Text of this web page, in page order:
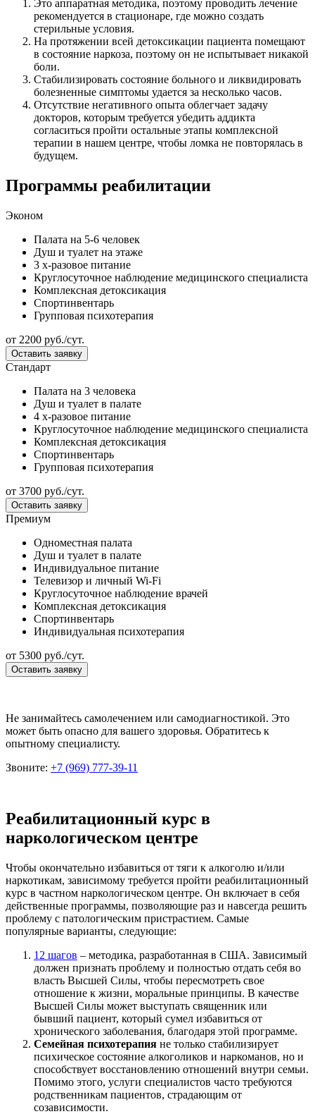
Это аппаратная методика, поэтому проводить лечение
рекомендуется в стационаре, где можно создать
стерильные условия.
На протяжении всей детоксикации пациента помещают
в состояние наркоза, поэтому он не испытывает никакой
боли.
Стабилизировать состояние больного и ликвидировать
болезненные симптомы удается за несколько часов.
Отсутствие негативного опыта облегчает задачу
докторов, которым требуется убедить аддикта
согласиться пройти остальные этапы комплексной
терапии в нашем центре, чтобы ломка не повторялась в
будущем.
Программы реабилитации
Эконом
Палата на 5-6 человек
Душ и туалет на этаже
3 х-разовое питание
Круглосуточное наблюдение медицинского специалиста
Комплексная детоксикация
Спортинвентарь
Групповая психотерапия
от 2200 руб./сут.
Оставить заявку
Стандарт
Палата на 3 человека
Душ и туалет в палате
4 х-разовое питание
Круглосуточное наблюдение медицинского специалиста
Комплексная детоксикация
Спортинвентарь
Групповая психотерапия
от 3700 руб./сут.
Оставить заявку
Премиум
Одноместная палата
Душ и туалет в палате
Индивидуальное питание
Телевизор и личный Wi-Fi
Круглосуточное наблюдение врачей
Комплексная детоксикация
Спортинвентарь
Индивидуальная психотерапия
от 5300 руб./сут.
Оставить заявку
Не занимайтесь самолечением или самодиагностикой. Это
может быть опасно для вашего здоровья. Обратитесь к
опытному специалисту.
Звоните: +7 (969) 777-39-11
Реабилитационный курс в
наркологическом центре
Чтобы окончательно избавиться от тяги к алкоголю и/или
наркотикам, зависимому требуется пройти реабилитационный
курс в частном наркологическом центре. Он включает в себя
действенные программы, позволяющие раз и навсегда решить
проблему с патологическим пристрастием. Самые
популярные варианты, следующие:
12 шагов – методика, разработанная в США. Зависимый
должен признать проблему и полностью отдать себя во
власть Высшей Силы, чтобы пересмотреть свое
отношение к жизни, моральные принципы. В качестве
Высшей Силы может выступать священник или
бывший пациент, который сумел избавиться от
хронического заболевания, благодаря этой программе.
Семейная психотерапия не только стабилизирует
психическое состояние алкоголиков и наркоманов, но и
способствует восстановлению отношений внутри семьи.
Помимо этого, услуги специалистов часто требуются
родственникам пациентов, страдающим от
созависимости.